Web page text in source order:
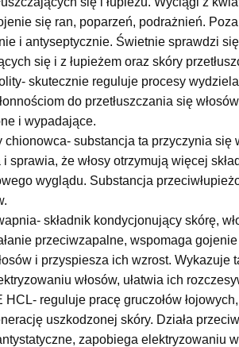
się ran, poparzeń, podrażnień.
i antyseptycznie. Świetnie sprawdzi
się i z łupieżem oraz skóry
skutecznie reguluje procesy
do przetłuszczania się
i wypadające.
chionowca- substancja ta przyczynia
i sprawia, że włosy otrzymują więcej
wyglądu. Substancja
składnik kondycjonujący skórę,
przeciwzapalne, wspomaga
i przyspiesza ich wzrost. Wykazuje
włosów, ułatwia ich
HCL- reguluje pracę gruczołów
uszkodzonej skóry. Działa
zapobiega elektryzowaniu